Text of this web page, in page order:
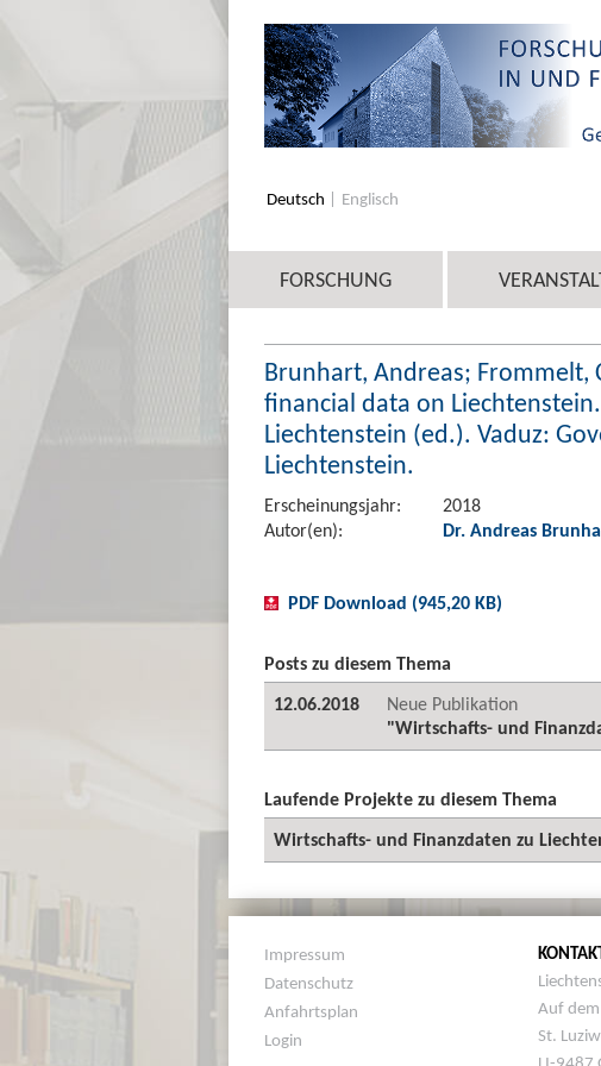
Deutsch Englisch
FORSCHUNG
Brunhart, Andreas; Frommelt,
financial data on
Liechtenstein (ed.). Vaduz:
Liechtenstein.
Erscheinungsjahr:
2018
Autor(en):
Dr. Andreas
PDF Download (945,20 KB)
Posts zu diesem Thema
12.06.2018
Neue Publikation
"Wirtschafts- und
Laufende Projekte zu diesem Thema
Wirtschafts- und Finanzdaten zu
Impressum
Datenschutz
Anfahrtsplan
Login
Auf
St.